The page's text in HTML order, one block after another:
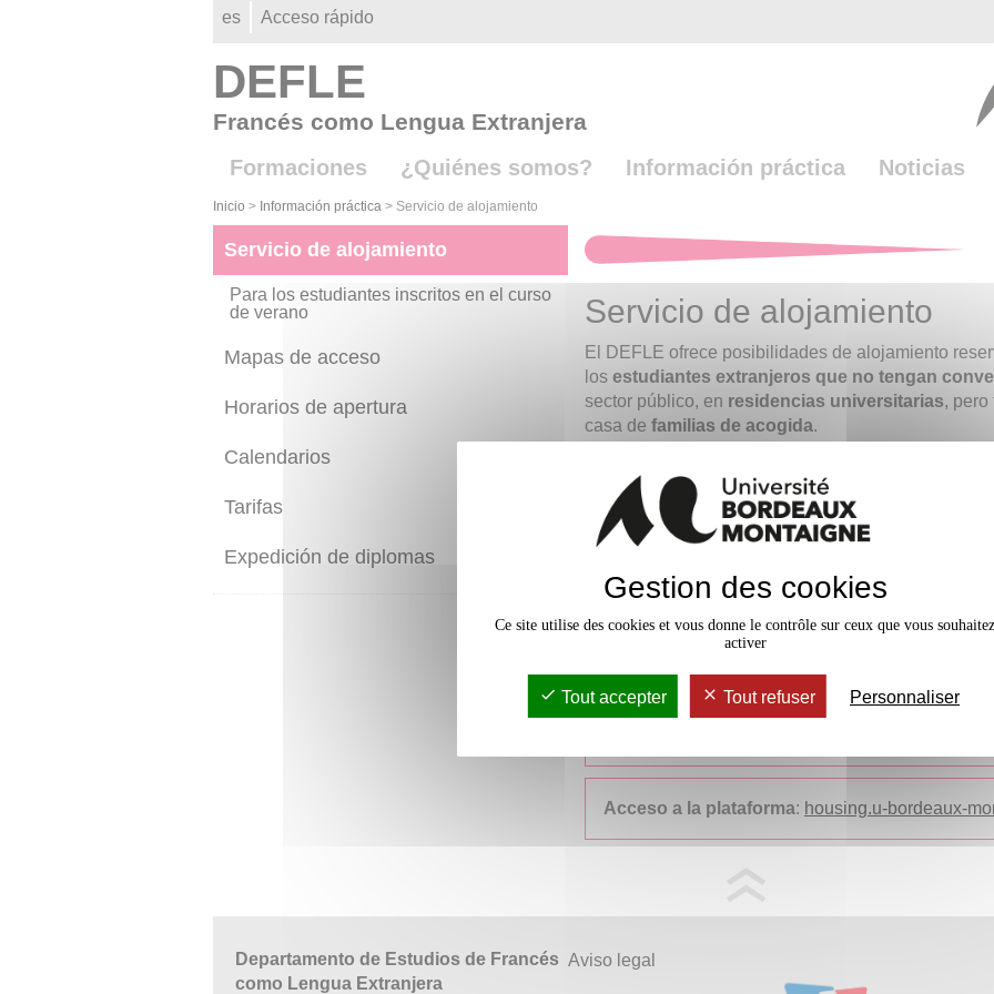
es Acceso rápido
DEFLE
Francés como Lengua Extranjera
Formaciones ¿Quiénes somos? Información práctica Noticias
Inicio > Información práctica > Servicio de alojamiento
Servicio de alojamiento
El DEFLE ofrece posibilidades de alojamiento
los estudiantes extranjeros que no tengan
sector público, en residencias universitarias, pero
casa de familias de acogida.
se les proponen a los
inscritos por la primera vezen los
de verano
Una plataforma para ayudarle a encontrar
Para facilitar la búsqueda de alojamiento, la
estudiantes y propietarios su plataforma de
con Studapart, la plataforma centraliza las
inmobiliarias y residencias de estudiantes
Acceso a la plataforma: housing.u-bordeaux-
Servicio de alojamiento
Para los estudiantes inscritos en el curso
de verano
Mapas de acceso
Horarios de apertura
Calendarios
Tarifas
Expedición de diplomas
Departamento de Estudios de Francés
como Lengua Extranjera
Aviso legal
Gestion des cookies
Ce site utilise des cookies et vous donne le contrôle sur ceux que vous souhaitez
activer
Tout accepter Tout refuser Personnaliser